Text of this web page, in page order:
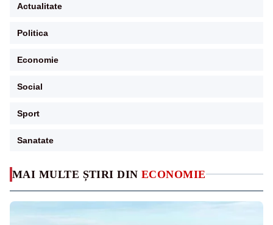
MAI MULTE ȘTIRI DIN ECONOMIE
Actualitate
Politica
Economie
Social
Sport
Sanatate